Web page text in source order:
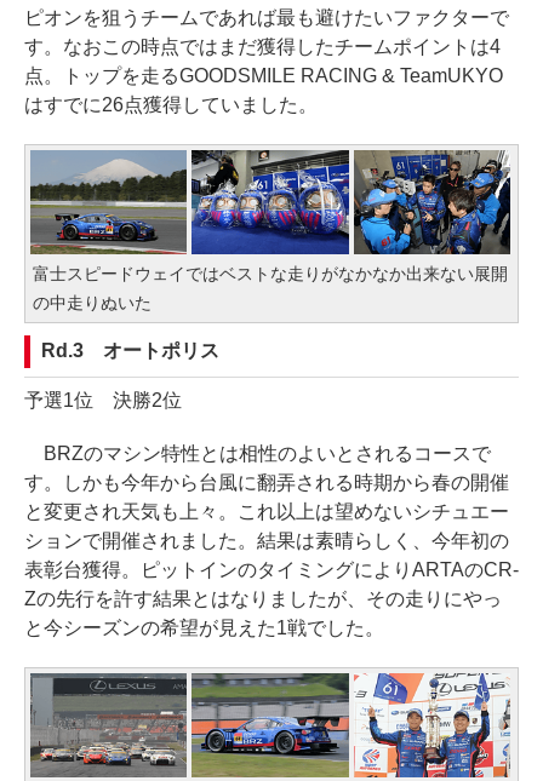
ピオンを狙うチームであれば最も避けたいファクターで
す。なおこの時点ではまだ獲得したチームポイントは4
点。トップを走るGOODSMILE RACING & TeamUKYO
はすでに26点獲得していました。
富士スピードウェイではベストな走りがなかなか出来ない展開
の中走りぬいた
Rd.3 オートポリス
予選1位 決勝2位
BRZのマシン特性とは相性のよいとされるコースで
す。しかも今年から台風に翻弄される時期から春の開催
と変更され天気も上々。これ以上は望めないシチュエー
ションで開催されました。結果は素晴らしく、今年初の
表彰台獲得。ピットインのタイミングによりARTAのCR-
Zの先行を許す結果とはなりましたが、その走りにやっ
と今シーズンの希望が見えた1戦でした。